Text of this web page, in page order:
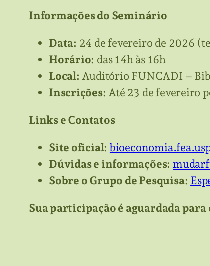
Informações do Seminário
Data: 24 de fevereiro de 2026
Horário: das 14h às 16h
Local: Auditório FUNCADI –
Inscrições: Até 23 de fevereiro
Links e Contatos
Site oficial:
Dúvidas e informações:
Sobre o Grupo de Pesquisa:
Sua participação é aguardada